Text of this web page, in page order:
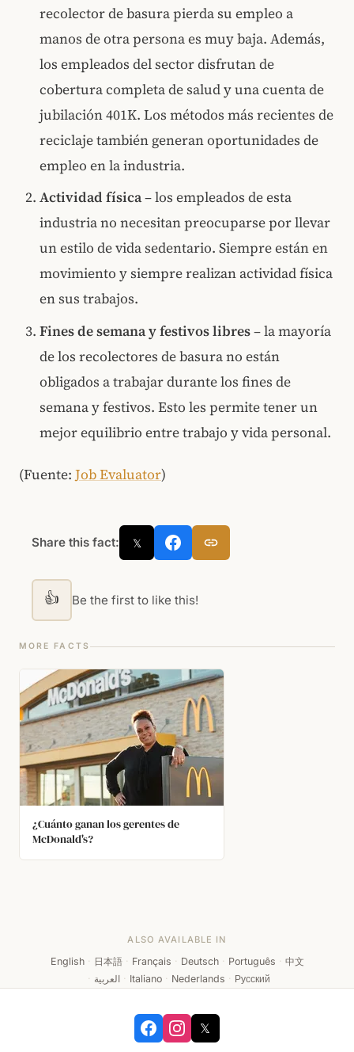
recolector de basura pierda su empleo a
manos de otra persona es muy baja. Además,
los empleados del sector disfrutan de
cobertura completa de salud y una cuenta de
jubilación 401K. Los métodos más recientes de
reciclaje también generan oportunidades de
empleo en la industria.
Actividad física– los empleados de esta
industria no necesitan preocuparse por llevar
un estilo de vida sedentario. Siempre están en
movimiento y siempre realizan actividad física
en sus trabajos.
Fines de semana y festivos libres– la mayoría
de los recolectores de basura no están
obligados a trabajar durante los fines de
semana y festivos. Esto les permite tener un
mejor equilibrio entre trabajo y vida personal.
(Fuente: Job Evaluator)
Share this fact: 𝕏
👍 Be the first to like this!
MORE FACTS
¿Cuánto ganan los gerentes de
McDonald's?
ALSO AVAILABLE IN
English · 日本語 · Français · Deutsch · Português · 中文
· العربية · Italiano · Nederlands · Русский
𝕏